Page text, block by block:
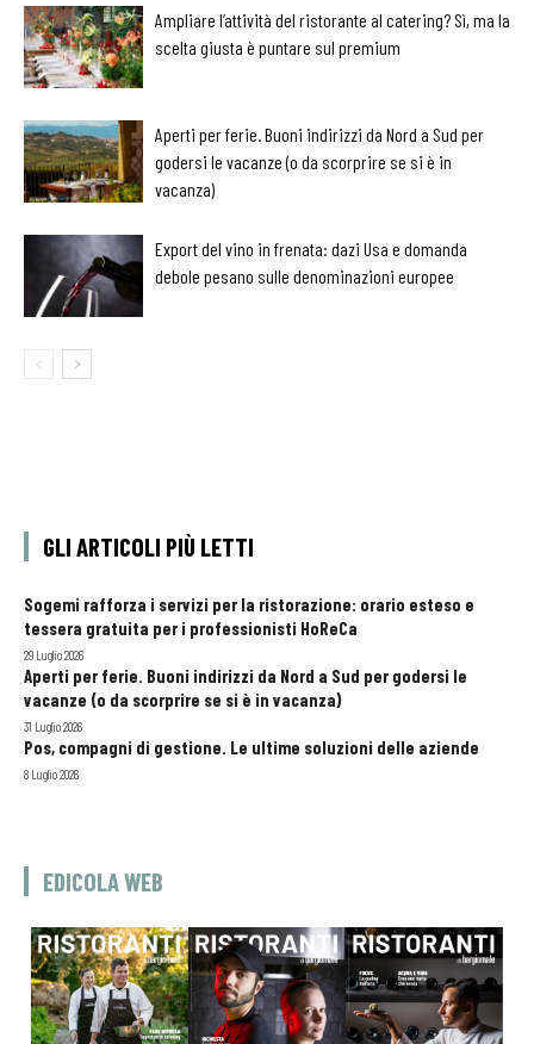
Ampliare l’attività del ristorante al catering? Sì, ma la
scelta giusta è puntare sul premium
Aperti per ferie. Buoni indirizzi da Nord a Sud per
godersi le vacanze (o da scorprire se si è in
vacanza)
Export del vino in frenata: dazi Usa e domanda
debole pesano sulle denominazioni europee
GLI ARTICOLI PIÙ LETTI
Sogemi rafforza i servizi per la ristorazione: orario esteso e
tessera gratuita per i professionisti HoReCa
29 Luglio 2026
Aperti per ferie. Buoni indirizzi da Nord a Sud per godersi le
vacanze (o da scorprire se si è in vacanza)
31 Luglio 2026
Pos, compagni di gestione. Le ultime soluzioni delle aziende
8 Luglio 2026
EDICOLA WEB